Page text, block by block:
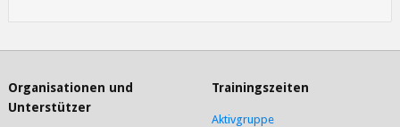
Organisationen und
Unterstützer
Trainingszeiten
Aktivgruppe